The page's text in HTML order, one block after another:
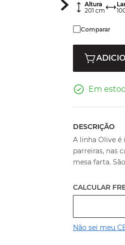
Altura
201 cm
Comparar
Em
DESCRIÇÃO
A linha Olive é
parreiras, nas
mesa farta.
Não sei meu